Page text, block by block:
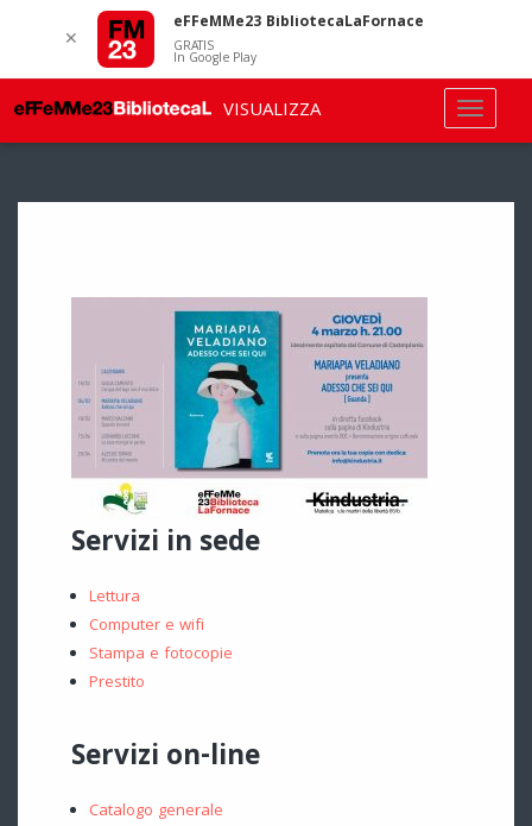
Servizi in sede
Lettura
Computer e wifi
Stampa e fotocopie
Prestito
Servizi on-line
Catalogo generale
✕
eFFeMMe23 BibliotecaLaFornace
GRATIS
In Google Play
VISUALIZZA